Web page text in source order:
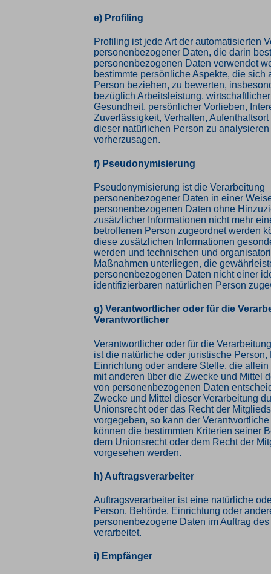
e) Profiling
Profiling ist jede Art der automatisierten
personenbezogener Daten, die darin
personenbezogenen Daten verwendet
bestimmte persönliche Aspekte, die sich
Person beziehen, zu bewerten,
bezüglich Arbeitsleistung,
Gesundheit, persönlicher Vorlieben,
Zuverlässigkeit, Verhalten,
dieser natürlichen Person zu analysieren
vorherzusagen.
f) Pseudonymisierung
Pseudonymisierung ist die Verarbeitung
personenbezogener Daten in einer
personenbezogenen Daten ohne
zusätzlicher Informationen nicht mehr
betroffenen Person zugeordnet werden
diese zusätzlichen Informationen
werden und technischen und
Maßnahmen unterliegen, die
personenbezogenen Daten nicht einer
identifizierbaren natürlichen Person
g) Verantwortlicher oder für die
Verantwortlicher
Verantwortlicher oder für die
ist die natürliche oder juristische Person,
Einrichtung oder andere Stelle, die
mit anderen über die Zwecke und Mittel
von personenbezogenen Daten
Zwecke und Mittel dieser Verarbeitung
Unionsrecht oder das Recht der
vorgegeben, so kann der
können die bestimmten Kriterien seiner
dem Unionsrecht oder dem Recht der
vorgesehen werden.
h) Auftragsverarbeiter
Auftragsverarbeiter ist eine natürliche
Person, Behörde, Einrichtung oder
personenbezogene Daten im Auftrag
verarbeitet.
i) Empfänger